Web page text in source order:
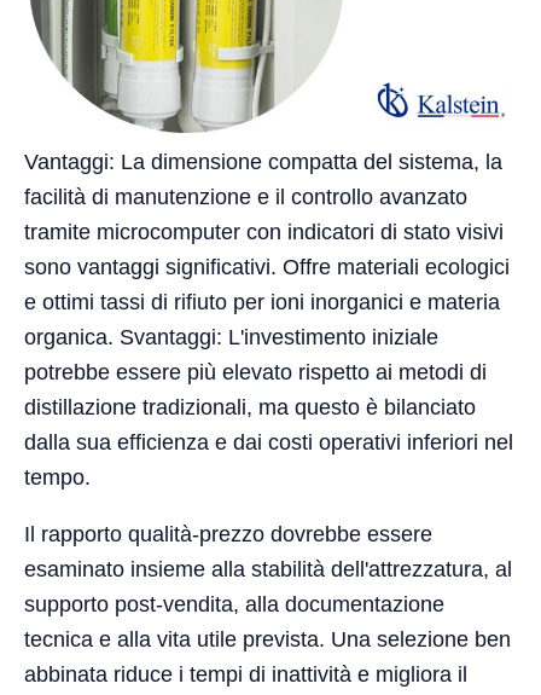
Vantaggi: La dimensione compatta del sistema, la
facilità di manutenzione e il controllo avanzato
tramite microcomputer con indicatori di stato visivi
sono vantaggi significativi. Offre materiali ecologici
e ottimi tassi di rifiuto per ioni inorganici e materia
organica. Svantaggi: L'investimento iniziale
potrebbe essere più elevato rispetto ai metodi di
distillazione tradizionali, ma questo è bilanciato
dalla sua efficienza e dai costi operativi inferiori nel
tempo.
Il rapporto qualità-prezzo dovrebbe essere
esaminato insieme alla stabilità dell'attrezzatura, al
supporto post-vendita, alla documentazione
tecnica e alla vita utile prevista. Una selezione ben
abbinata riduce i tempi di inattività e migliora il